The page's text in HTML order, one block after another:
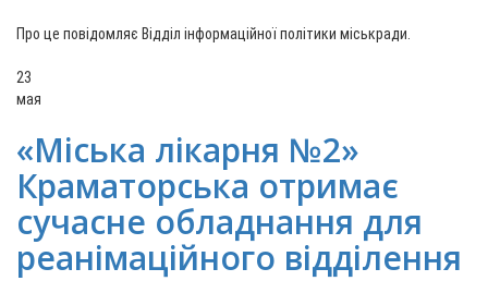
Про це повідомляє Відділ інформаційної політики міськради.
23
мая
«Міська лікарня №2»
Краматорська отримає
сучасне обладнання для
реанімаційного відділення